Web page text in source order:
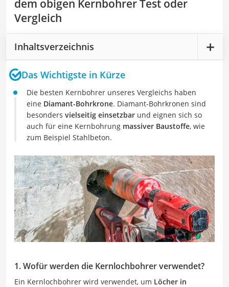
dem obigen Kernbohrer Test oder
Vergleich
Inhaltsverzeichnis
Das Wichtigste in Kürze
Die besten Kernbohrer unseres Vergleichs haben
eine Diamant-Bohrkrone. Diamant-Bohrkronen sind
besonders vielseitig einsetzbar und eignen sich so
auch für eine Kernbohrung massiver Baustoffe, wie
zum Beispiel Stahlbeton.
1. Wofür werden die Kernlochbohrer verwendet?
Ein Kernlochbohrer wird verwendet, um Löcher in